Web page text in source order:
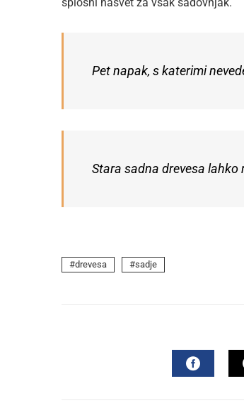
Pet napak, s katerimi
Stara sadna drevesa lahko
drevesa sadje